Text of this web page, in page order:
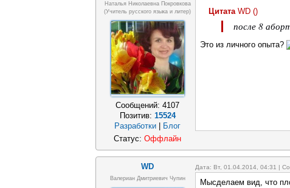
Наталья Николаевна Покровкова
(учитель русского языка и литер)
Сообщений: 4107
Позитив: 15524
Разработки
Блог
Цитата WD ()
после 8
Это из личного опыта?
Статус: Оффлайн
WD Дата: Вт, 01.04.2014, 04:31 |
Валериан Дмитриевич Чупин Мысделаем вид, что